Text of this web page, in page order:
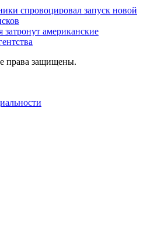
спровоцировал запуск новой
американские
права защищены.